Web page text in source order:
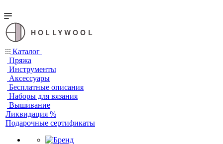
HOLLYWOOL
Каталог
Пряжа
Инструменты
Аксессуары
Бесплатные описания
Наборы для вязания
Вышивание
Ликвидация %
Подарочные сертификаты